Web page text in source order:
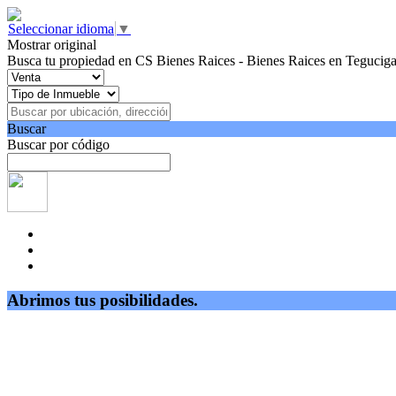
Seleccionar idioma ▼
Mostrar original
Busca tu propiedad en CS Bienes Raices - Bienes Raices en
Buscar
Buscar por código
Abrimos tus posibilidades.